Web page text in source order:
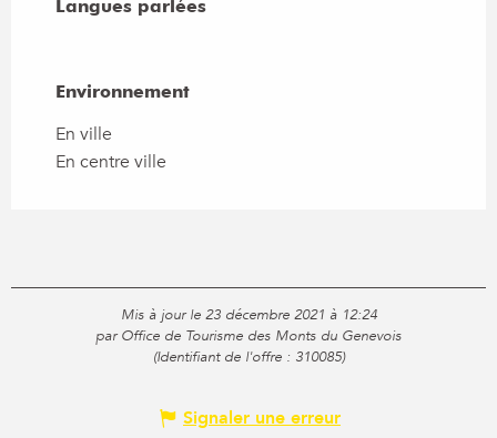
Langues parlées
Langues parlées
Environnement
Environnement
En ville
En centre ville
Mis à jour le 23 décembre 2021 à 12:24
par Office de Tourisme des Monts du Genevois
(Identifiant de l'offre : 310085)
Signaler une erreur